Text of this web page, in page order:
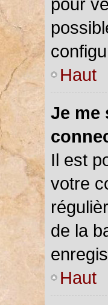
Haut
Je me
Il est
votre
de la
Haut